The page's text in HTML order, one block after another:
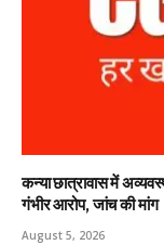
कन्या छात्रावास में
गंभीर आरोप, जांच की मांग
August 5, 2026